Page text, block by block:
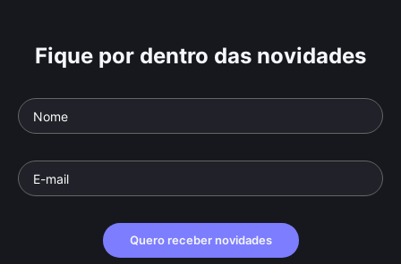
Fique por dentro das novidades
Quero receber novidades